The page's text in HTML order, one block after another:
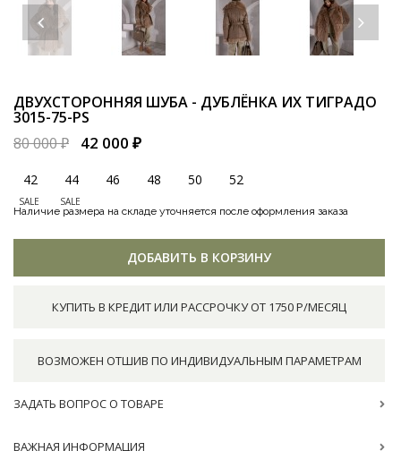
ДВУХСТОРОННЯЯ ШУБА - ДУБЛЁНКА ИХ ТИГРАДО
3015-75-PS
80 000 ₽
42 000 ₽
42
SALE
44
SALE
46 48 50 52
Наличие размера на складе уточняется после оформления заказа
ДОБАВИТЬ В КОРЗИНУ
КУПИТЬ В КРЕДИТ ИЛИ РАССРОЧКУ ОТ 1750 Р/МЕСЯЦ
ВОЗМОЖЕН ОТШИВ ПО ИНДИВИДУАЛЬНЫМ ПАРАМЕТРАМ
ЗАДАТЬ ВОПРОС О ТОВАРЕ
ВАЖНАЯ ИНФОРМАЦИЯ